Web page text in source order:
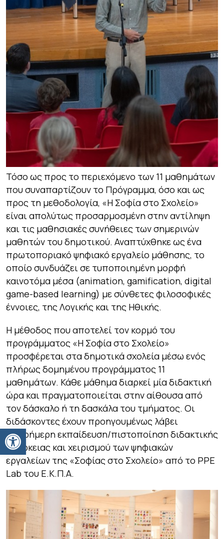
Ανοίξτε τη γραμμή εργαλείων
Τόσο ως προς το περιεχόμενο των 11 μαθημάτων
που συναπαρτίζουν το Πρόγραμμα, όσο και ως
προς τη μεθοδολογία, «Η Σοφία στο Σχολείο»
είναι απολύτως προσαρμοσμένη στην αντίληψη
και τις μαθησιακές συνήθειες των σημερινών
μαθητών του δημοτικού. Αναπτύχθηκε ως ένα
πρωτοποριακό ψηφιακό εργαλείο μάθησης, το
οποίο συνδυάζει σε τυποποιημένη μορφή
καινοτόμα μέσα (animation, gamification, digital
game-based learning) με σύνθετες φιλοσοφικές
έννοιες, της Λογικής και της Ηθικής.
Η μέθοδος που αποτελεί τον κορμό του
προγράμματος «Η Σοφία στο Σχολείο»
προσφέρεται στα δημοτικά σχολεία μέσω ενός
πλήρως δομημένου προγράμματος 11
μαθημάτων. Κάθε μάθημα διαρκεί μία διδακτική
ώρα και πραγματοποιείται στην αίθουσα από
τον δάσκαλο ή τη δασκάλα του τμήματος. Οι
διδάσκοντες έχουν προηγουμένως λάβει
ολιγοήμερη εκπαίδευση/πιστοποίηση διδακτικής
επάρκειας και χειρισμού των ψηφιακών
εργαλείων της «Σοφίας στο Σχολείο» από το PPE
Lab του Ε.Κ.Π.Α.